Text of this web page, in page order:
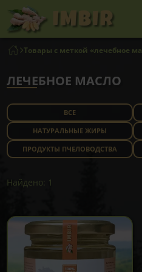
Товары с меткой «лечебное
ЛЕЧЕБНОЕ МАСЛО
ВСЕ
НАТУРАЛЬНЫЕ ЖИРЫ
ПРОДУКТЫ ПЧЕЛОВОДСТВА
Найдено: 1